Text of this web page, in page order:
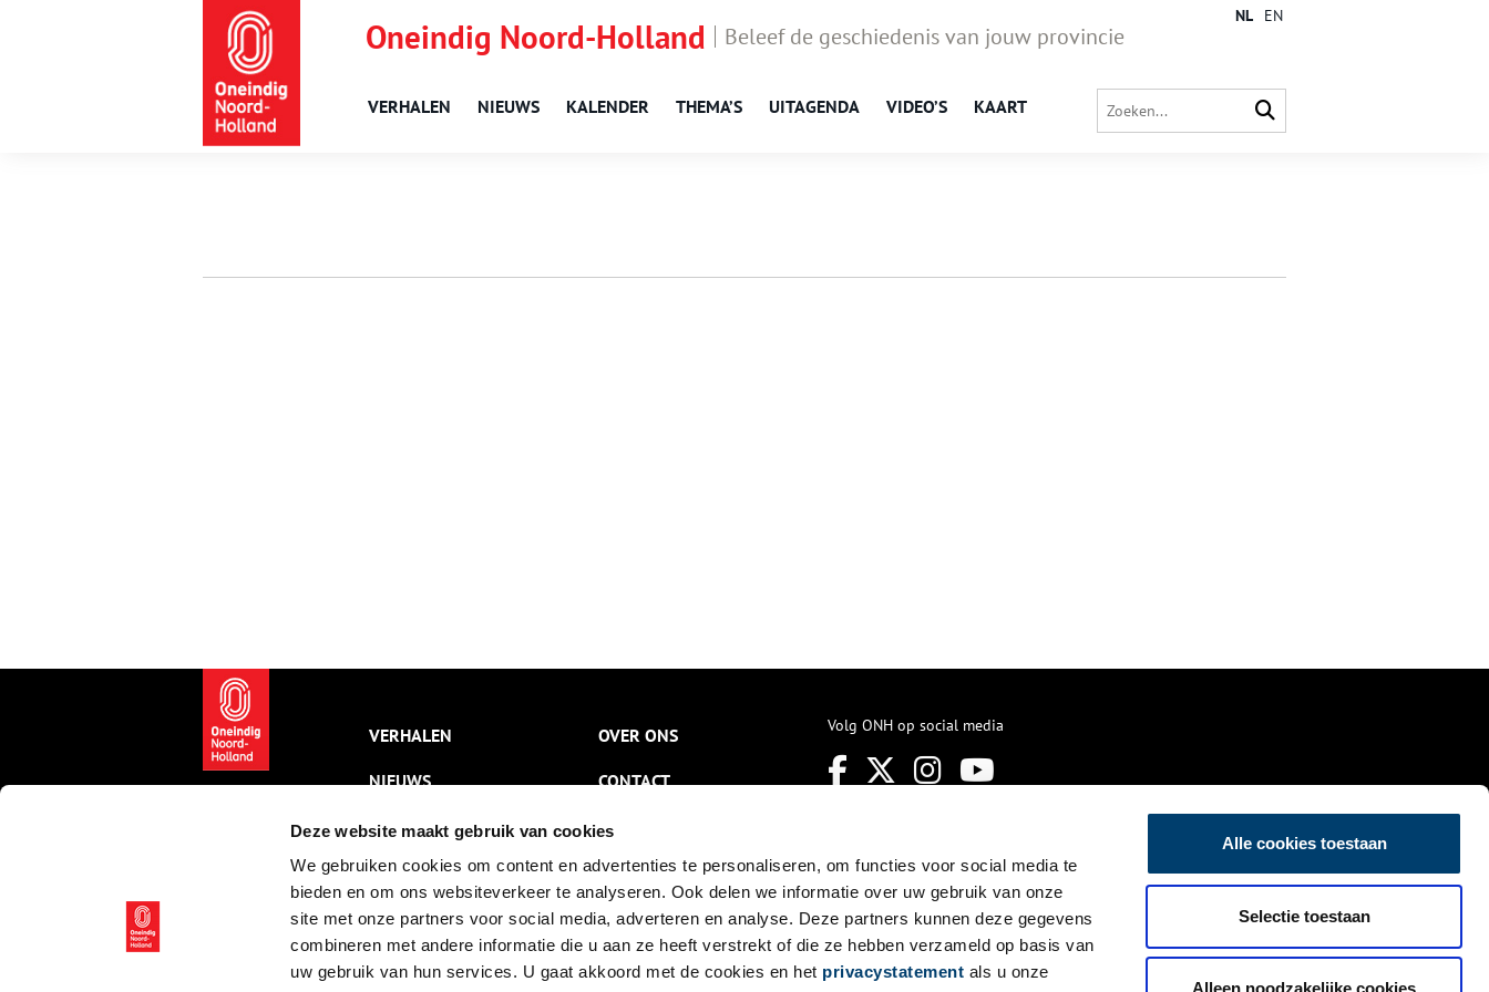
Deze website maakt gebruik van cookies
We gebruiken cookies om content en advertenties te personaliseren, om functies voor social media te
bieden en om ons websiteverkeer te analyseren. Ook delen we informatie over uw gebruik van onze
site met onze partners voor social media, adverteren en analyse. Deze partners kunnen deze gegevens
combineren met andere informatie die u aan ze heeft verstrekt of die ze hebben verzameld op basis van
uw gebruik van hun services. U gaat akkoord met de cookies en het privacystatement als u onze
Alle cookies toestaan
Selectie toestaan
Alleen noodzakelijke cookies
Oneindig Noord-Holland Beleef de geschiedenis van jouw provincie
VERHALEN NIEUWS KALENDER THEMA’S UITAGENDA VIDEO’S KAART
NL EN
VERHALEN
NIEUWS
KALENDER
THEMA’S
ACTIVITEITEN
VIDEO’S
OVER ONS
CONTACT
NIEUWSBRIEF
DISCLAIMER
PRIVACY
TOEGANKELIJKHEID
Volg ONH op social media